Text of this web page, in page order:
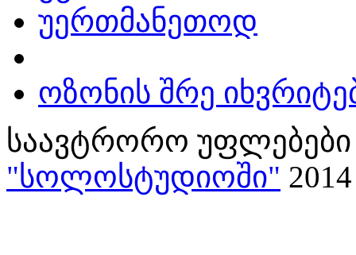
უერთმანეთოდ
ოზონის შრე
საავტრორო
"სოლოსტუდიოში" 2014